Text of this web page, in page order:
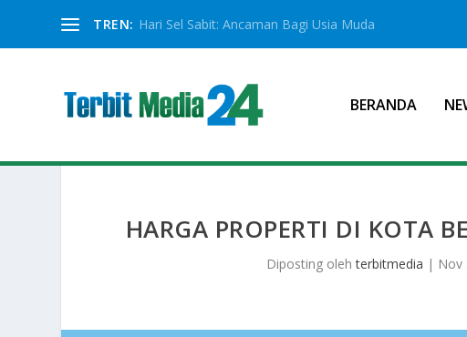
TREN: Hari Sel Sabit: Ancaman Bagi Usia Muda
BERANDA
HARGA PROPERTI DI KOTA
Diposting olehterbitmedia | Nov